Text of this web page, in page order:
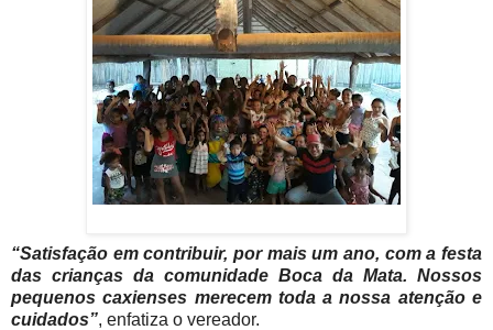
“Satisfação em contribuir, por mais um ano, com a festa
das crianças da comunidade Boca da Mata. Nossos
pequenos caxienses merecem toda a nossa atenção e
cuidados”, enfatiza o vereador.